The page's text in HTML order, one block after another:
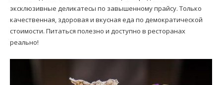
эксклюзивные деликатесы по завышенному прайсу. Только
качественная, здоровая и вкусная еда по демократической
стоимости. Питаться полезно и доступно в ресторанах
реально!